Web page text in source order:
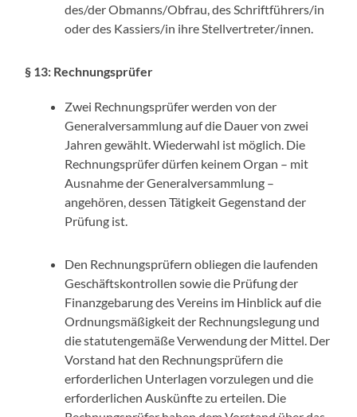
des/der Obmanns/Obfrau, des Schriftführers/in
oder des Kassiers/in ihre Stellvertreter/innen.
§ 13: Rechnungsprüfer
Zwei Rechnungsprüfer werden von der
Generalversammlung auf die Dauer von zwei
Jahren gewählt. Wiederwahl ist möglich. Die
Rechnungsprüfer dürfen keinem Organ – mit
Ausnahme der Generalversammlung –
angehören, dessen Tätigkeit Gegenstand der
Prüfung ist.
Den Rechnungsprüfern obliegen die laufenden
Geschäftskontrollen sowie die Prüfung der
Finanzgebarung des Vereins im Hinblick auf die
Ordnungsmäßigkeit der Rechnungslegung und
die statutengemäße Verwendung der Mittel. Der
Vorstand hat den Rechnungsprüfern die
erforderlichen Unterlagen vorzulegen und die
erforderlichen Auskünfte zu erteilen. Die